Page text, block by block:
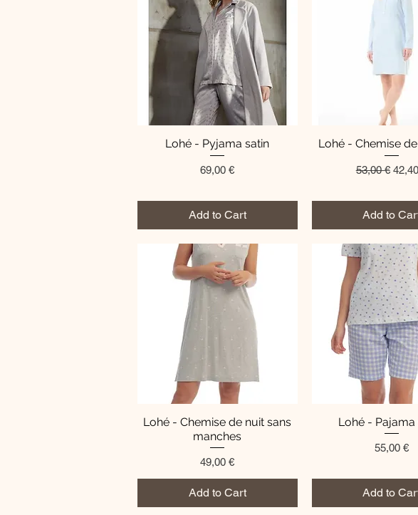
Quick View
Lohé - Pyjama satin
Price
69,00 €
Add to Cart
Quick View
Lohé - Chemise
Regular Price
53,00 € Sale
Add to
Quick View
Lohé - Chemise de nuit sans
manches
Price
49,00 €
Add to Cart
Quick View
Lohé -
Price
55,00 €
Add to